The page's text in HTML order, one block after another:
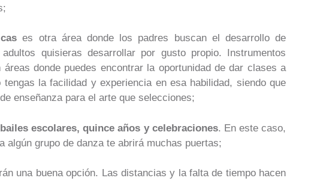
es otra área donde los padres buscan el desarrollo de
quisieras desarrollar por gusto propio. Instrumentos
donde puedes encontrar la oportunidad de dar clases a
la facilidad y experiencia en esa habilidad, siendo que
enseñanza para el arte que selecciones;
escolares, quince años y celebraciones. En este caso,
algún grupo de danza te abrirá muchas puertas;
una buena opción. Las distancias y la falta de tiempo hacen